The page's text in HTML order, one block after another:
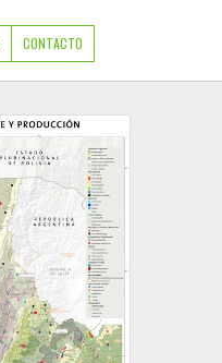
CONTACTO